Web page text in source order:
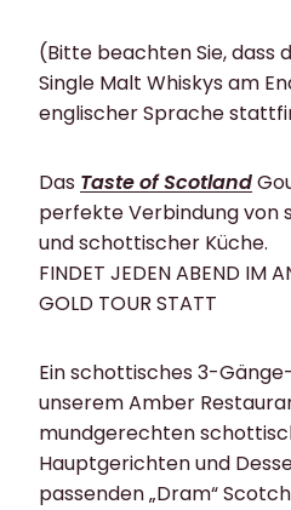
(Bitte beachten Sie, dass
Single Malt Whiskys am
englischer Sprache
Das Taste of Scotland
perfekte Verbindung von
und schottischer Küche.
FINDET JEDEN ABEND IM
GOLD TOUR STATT
Ein schottisches 3-
unserem Amber
mundgerechten
Hauptgerichten und
passenden „Dram“